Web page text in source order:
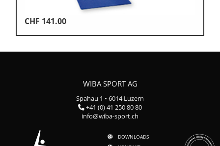
CHF 141.00
WIBA SPORT AG
Spahau 1 • 6014 Luzern
+41 (0) 41 250 80 80
info@wiba-sport.ch
DOWNLOADS